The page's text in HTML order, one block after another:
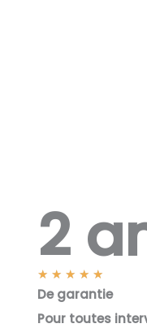
2
★ ★ ★ ★ ★
o
De garantie
Pour toutes